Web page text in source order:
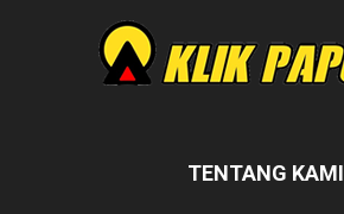
TENTANG KAMI